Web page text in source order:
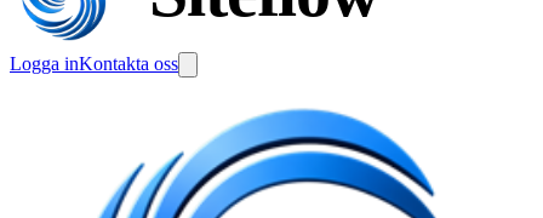
Logga inKontakta oss